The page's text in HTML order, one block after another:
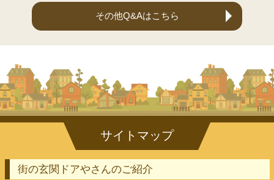
その他Q&Aはこちら
街の玄関ドアやさんのご紹介